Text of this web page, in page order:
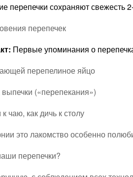
перепечки сохраняют свежесть
перепечек
Первые упоминания о
перепелиное яйцо
(«перепекания»)
чаю, как дичь к столу
это лакомство особенно
перепечки?